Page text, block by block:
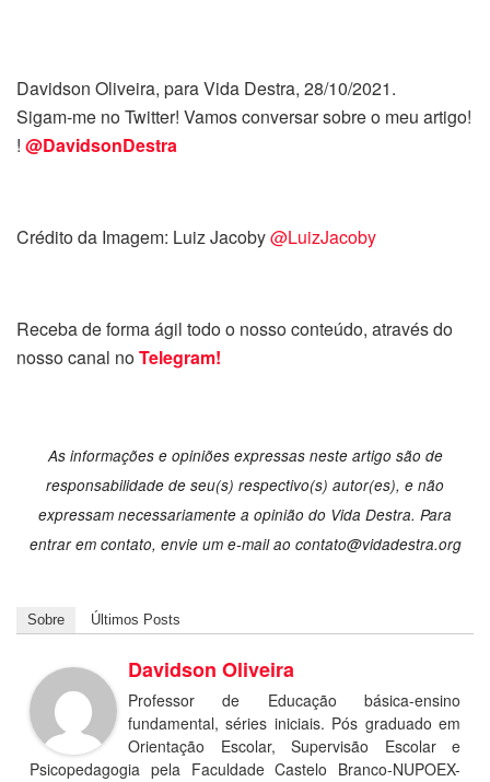
Davidson Oliveira, para Vida Destra, 28/10/2021.
Sigam-me no Twitter! Vamos conversar sobre o meu artigo!
! @DavidsonDestra
Crédito da Imagem: Luiz Jacoby@LuizJacoby
Receba de forma ágil todo o nosso conteúdo, através do
nosso canal noTelegram!
As informações e opiniões expressas neste artigo são de
responsabilidade de seu(s) respectivo(s) autor(es), e não
expressam necessariamente a opinião do Vida Destra. Para
entrar em contato, envie um e-mail ao contato@vidadestra.org
Sobre Últimos Posts
Davidson Oliveira
Professor de Educação básica-ensino
fundamental, séries iniciais. Pós graduado em
Orientação Escolar, Supervisão Escolar e
Psicopedagogia pela Faculdade Castelo Branco-NUPOEX-